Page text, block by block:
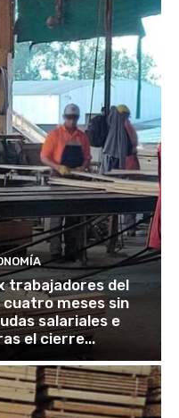
trabajadores del
meses sin
salariales e
el cierre...